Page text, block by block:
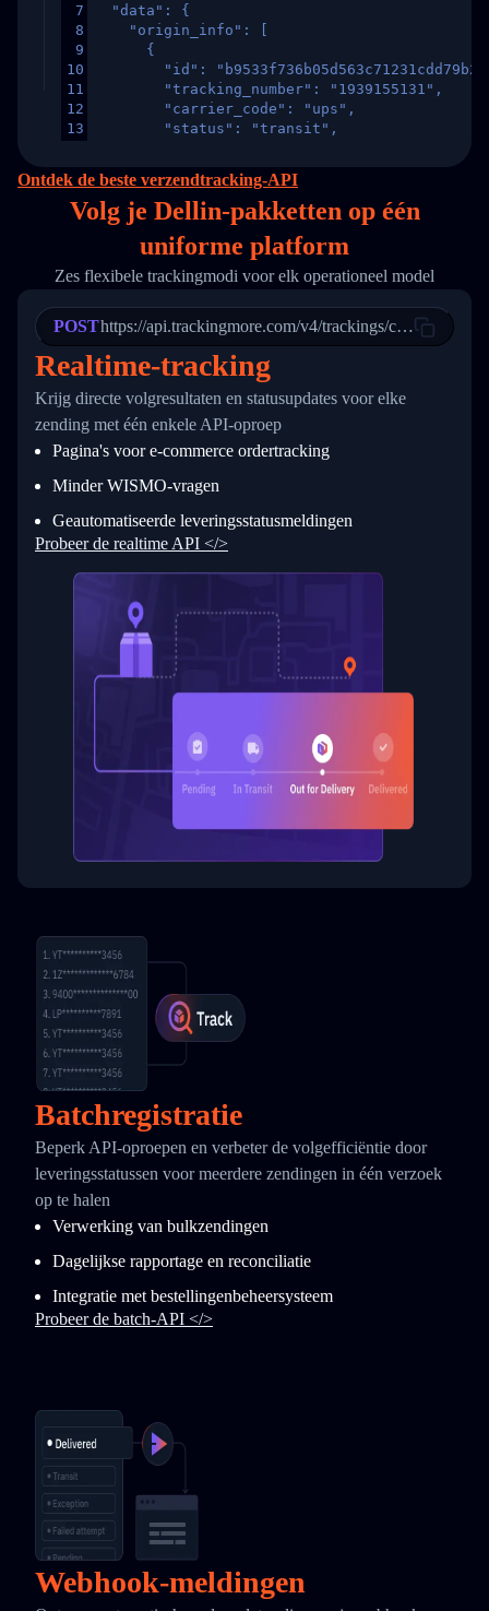
7
8
9
10
11
12
13
16
17
21
22
23
24
25
27
28
29
30
31
33
34
  "data": {
    "origin_info": [
      {
"id":
        "tracking_number": "1939155131",
        "carrier_code": "ups",
        "status": "transit",
        "itemTimeLength": 2,
        "weblink": "",
        "phone": null,
        "trackinfo": [
          {
            "Date": "2017-03-08 04: 22: 00",
"StatusDescription": "Departed
"Details": "Departed Facility
          },
          {
            "Date": "2017-03-06 15:28:00",
"StatusDescription": "Shipment
"Details": "BEIJING-
          }
      }
  }
}
Ontdek de beste verzendtracking-API
Volg je Dellin-pakketten op één
uniforme platform
Zes flexibele trackingmodi voor elk operationeel model
POSThttps://api.trackingmore.com/v4/trackings/create
Realtime-tracking
Krijg directe volgresultaten en statusupdates voor elke
zending met één enkele API-oproep
Pagina's voor e-commerce ordertracking
Minder WISMO-vragen
Geautomatiseerde leveringsstatusmeldingen
Probeer de realtime API </>
Batchregistratie
Beperk API-oproepen en verbeter de volgefficiëntie door
leveringsstatussen voor meerdere zendingen in één verzoek
op te halen
Verwerking van bulkzendingen
Dagelijkse rapportage en reconciliatie
Integratie met bestellingenbeheersysteem
Probeer de batch-API </>
Webhook-meldingen